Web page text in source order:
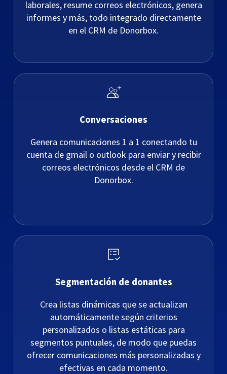
laborales, resume correos electrónicos, genera
informes y más, todo integrado directamente
en el CRM de Donorbox.
Conversaciones
Genera comunicaciones 1 a 1 conectando tu
cuenta de gmail o outlook para enviar y recibir
correos electrónicos desde el CRM de
Donorbox.
Segmentación de donantes
Crea listas dinámicas que se actualizan
automáticamente según criterios
personalizados o listas estáticas para
segmentos puntuales, de modo que puedas
ofrecer comunicaciones más personalizadas y
efectivas en cada momento.